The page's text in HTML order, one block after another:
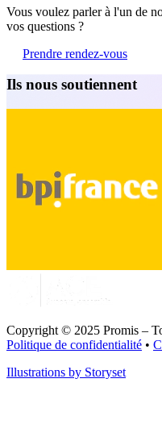
Vous voulez parler à l'un de
vos questions ?
Prendre rendez-vous
Ils nous soutiennent
Copyright © 2025 Promis –
Politique de confidentialité •
Illustrations by Storyset